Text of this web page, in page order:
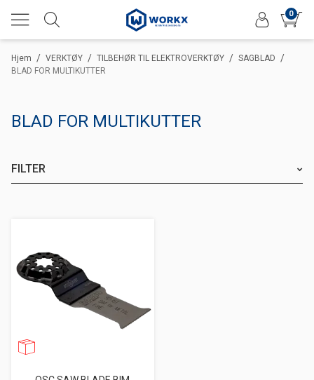
0
/
Hjem /
VERKTØY /
TILBEHØR TIL ELEKTROVERKTØY /
SAGBLAD
BLAD FOR MULTIKUTTER
BLAD FOR MULTIKUTTER
FILTER